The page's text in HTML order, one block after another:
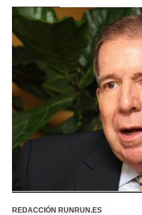
REDACCIÓN RUNRUN.ES